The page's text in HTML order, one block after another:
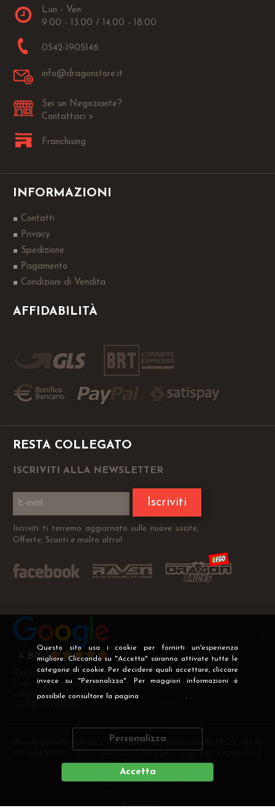
Questo sito usa i cookie per fornirti un'esperienza
migliore. Cliccando su "Accetta" saranno attivate tutte le
categorie di cookie. Per decidere quali accettare, cliccare
invece su "Personalizza". Per maggiori informazioni è
possibile consultare la pagina .
Personalizza
Accetta
Lun - Ven:
9.00 - 13.00 / 14.00 - 18.00
0542-1905146
info@dragonstore.it
Sei un Negoziante?
Contattaci >
Franchising
INFORMAZIONI
Contatti
Privacy
Spedizione
Pagamento
Condizioni di Vendita
AFFIDABILITÀ
RESTA COLLEGATO
ISCRIVITI ALLA NEWSLETTER
Iscriviti
Iscriviti ti terremo aggiornato sulle nuove uscite,
Offerte, Sconti e molto altro!
Recensioni Verificate
I nostri clienti soddisfatti
valgono più di mille parole
Raven Distribution SRL - Via Fanin 30, 40026 Imola (BO) - P.Iva
i.v
DEVELOPERCREATIVE WEB